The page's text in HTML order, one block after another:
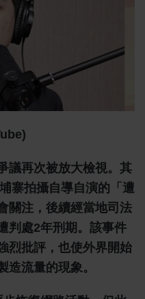
議再次被放大檢視。其
寨拍攝自導自演的「遭
關注，後續經當地司法
判處2年刑期。該事件
烈批評，也使外界開始
造流量的現象。